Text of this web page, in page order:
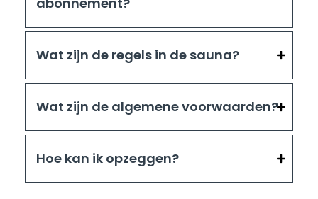
Wat zijn de regels in de sauna?
Wat zijn de algemene voorwaarden?
Hoe kan ik opzeggen?